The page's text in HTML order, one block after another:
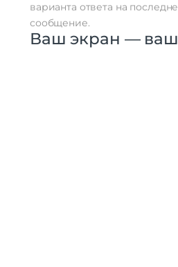
варианта ответа на
сообщение.
Ваш экран —